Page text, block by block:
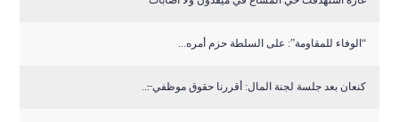
“الوفاء للمقاومة”: على السلطة حزم أمره...
كنعان بعد جلسة لجنة المال: أقررنا حقوق موظفي ̶...